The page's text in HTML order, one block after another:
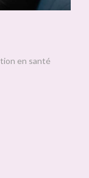
en santé